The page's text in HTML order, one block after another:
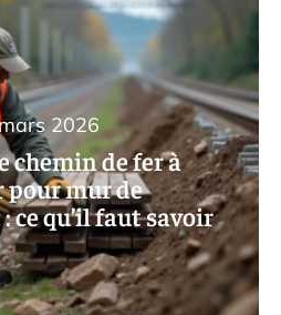
chemin de fer à
pour mur de
ce qu’il faut savoir
2026